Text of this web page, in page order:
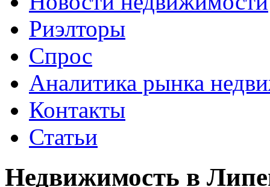
Риэлторы
Спрос
Аналитика рынка
Контакты
Статьи
Недвижимость в